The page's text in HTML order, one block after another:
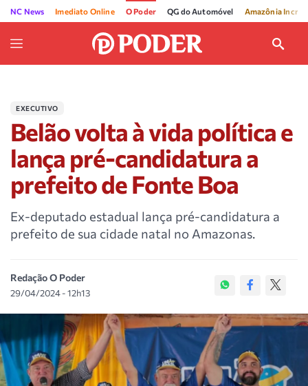
NC News Imediato Online O Poder QG do Automóvel Amazônia
EXECUTIVO
Belão volta à vida política e
lança pré-candidatura a
prefeito de Fonte Boa
Ex-deputado estadual lança pré-candidatura a
prefeito de sua cidade natal no Amazonas.
Redação O Poder
29/04/2024 - 12h13